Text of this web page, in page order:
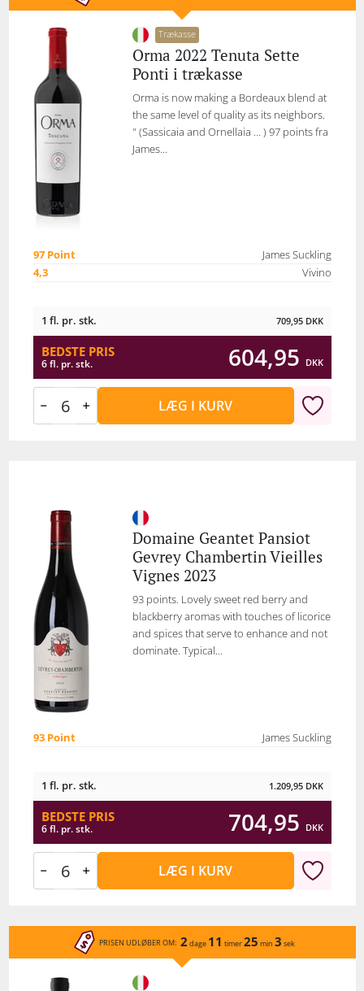
Trækasse
Orma 2022 Tenuta Sette
Ponti i trækasse
Orma is now making a Bordeaux blend at
the same level of quality as its neighbors.
" (Sassicaia and Ornellaia … ) 97 points fra
James...
97 Point
James Suckling
4,3
Vivino
1 fl. pr. stk. 709,95 DKK
BEDSTE PRIS
6 fl. pr. stk. 604,95 DKK
LÆG I KURV
Domaine Geantet Pansiot
Gevrey Chambertin Vieilles
Vignes 2023
93 points. Lovely sweet red berry and
blackberry aromas with touches of licorice
and spices that serve to enhance and not
dominate. Typical...
93 Point James Suckling
1 fl. pr. stk. 1.209,95 DKK
BEDSTE PRIS
6 fl. pr. stk. 704,95 DKK
LÆG I KURV
PRISEN UDLØBER OM: 2 dage 11 timer25 min 3 sek